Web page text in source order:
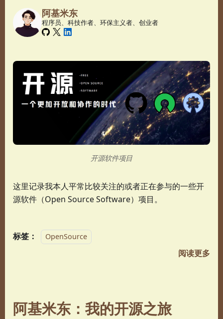
阿基米东
程序员、科技作者、环保主义者、创业者
开源软件项目
这里记录我本人平常比较关注的或者正在参与的一些开
源软件（Open Source Software）项目。
标签： OpenSource
阅读更多
阿基米东：我的开源之旅